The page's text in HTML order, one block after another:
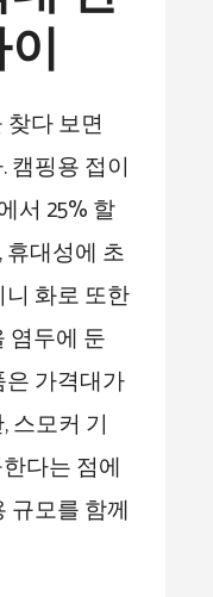
다 보면
캠핑용 접이
서 25% 할
대성에 초
화로 또한
염두에 둔
가격대가
스모커 기
다는 점에
규모를 함께